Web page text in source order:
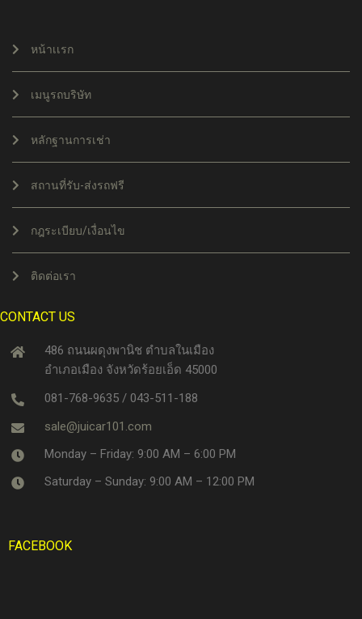
หน้าเเรก
เมนูรถบริษัท
หลักฐานการเช่า
สถานที่รับ-ส่งรถฟรี
กฎระเบียบ/เงื่อนไข
ติดต่อเรา
CONTACT US
486 ถนนผดุงพานิช ตำบลในเมือง
อำเภอเมือง จังหวัดร้อยเอ็ด 45000
081-768-9635 / 043-511-188
sale@juicar101.com
Monday – Friday: 9:00 AM – 6:00 PM
Saturday – Sunday: 9:00 AM – 12:00 PM
FACEBOOK